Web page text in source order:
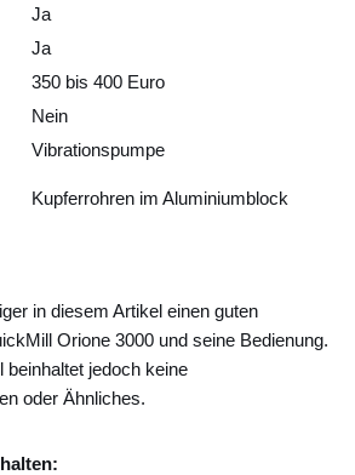
Ja
Ja
350 bis 400 Euro
Nein
Vibrationspumpe
Kupferrohren im Aluminiumblock
in diesem Artikel einen guten
Orione 3000 und seine Bedienung.
beinhaltet jedoch keine
oder Ähnliches.